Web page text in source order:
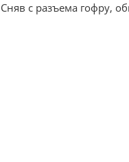
Сняв с разъема гофру,